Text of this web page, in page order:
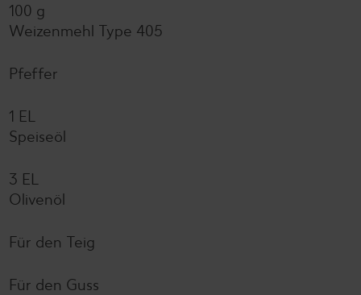
100 g
Weizenmehl Type 405
Pfeffer
1 EL
Speiseöl
3 EL
Olivenöl
Für den Teig
Für den Guss